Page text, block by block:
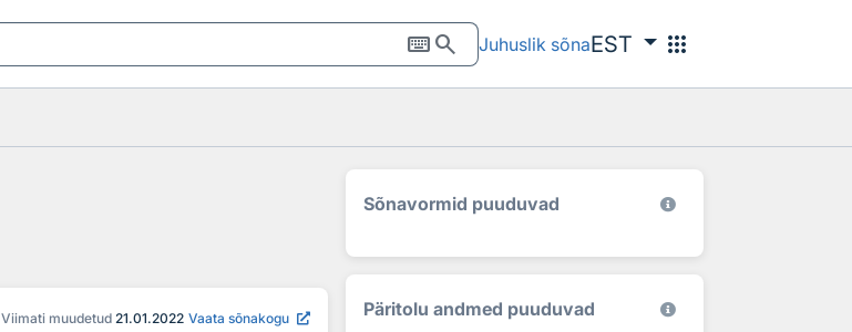
keyboardsearch Juhuslik sõnaEST apps
Viimati muudetud 21.01.2022 Vaata sõnakogu
Sõnavormid puuduvad
Päritolu andmed puuduvad